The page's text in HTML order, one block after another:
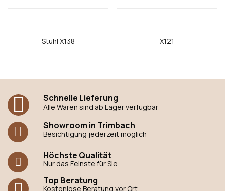
Stuhl X138 X121
Schnelle Lieferung
Alle Waren sind ab Lager verfügbar
Showroom in Trimbach
Besichtigung jederzeit möglich
Höchste Qualität
Nur das Feinste für Sie
Top Beratung
Kostenlose Beratung vor Ort